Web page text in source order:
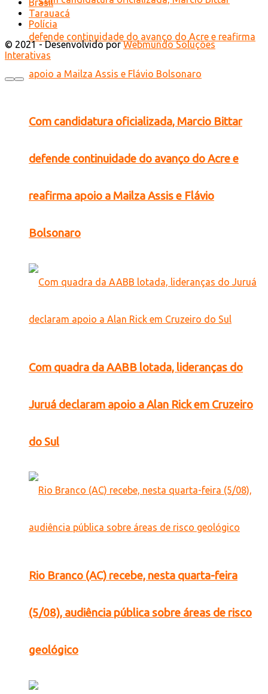
Com candidatura oficializada, Marcio Bittar
defende continuidade do avanço do Acre e
reafirma apoio a Mailza Assis e Flávio
Bolsonaro
Com quadra da AABB lotada, lideranças do
Juruá declaram apoio a Alan Rick em Cruzeiro
do Sul
Rio Branco (AC) recebe, nesta quarta-feira
(5/08), audiência pública sobre áreas de risco
geológico
Brasil
Tarauacá
Polícia
© 2021 - Desenvolvido porWebmundo Soluções
Interativas